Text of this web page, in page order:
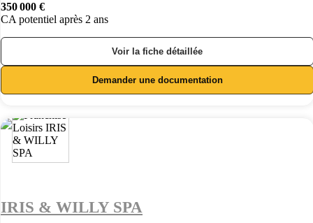
350 000 €
CA potentiel après 2 ans
Voir la fiche détaillée
Demander une documentation
IRIS & WILLY SPA